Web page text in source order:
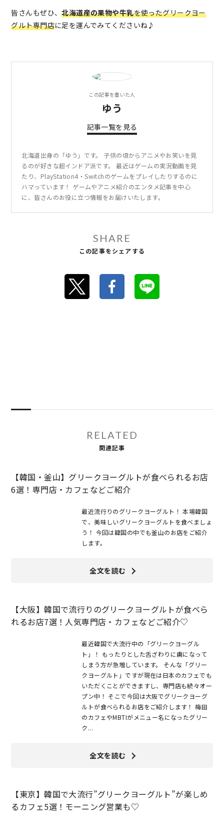
皆さんもぜひ、北海道産の果物や牛乳を使ったグリークヨー
グルト専門店に足を運んでみてくださいね♪
この記事を書いた人
ゆう
記事一覧を見る
北海道出身の「ゆう」です。 子供の頃からアニメやお笑いを見
るのが好きな超インドア派です。 最近はゲームの実況動画を見
たり、PlayStation4・Switchのゲームをプレイしたりするのに
ハマっています！ ゲームやアニメ紹介のエンタメ記事を中心
に、皆さんのお役に立つ情報をお届けいたします。
SHARE
この記事をシェアする
RELATED
関連記事
【韓国・釜山】グリークヨーグルトが食べられるお店
6選！専門店・カフェなどご紹介
最近流行りのグリークヨーグルト！ 本場韓国
で、美味しいグリークヨーグルトを食べましょ
う！ 今回は韓国の中でも釜山のお店をご紹介
します。
全文を読む
【大阪】韓国で流行りのグリークヨーグルトが食べら
れるお店7選！人気専門店・カフェなどご紹介♡
最近韓国で大流行中の「グリークヨーグル
ト」！ もったりとした舌ざわりに虜になって
しまう方が急増しています。 そんな「グリー
クヨーグルト」ですが現在は日本のカフェでも
いただくことができますし、専門店も続々オー
プン中！ そこで今回は大阪でグリークヨーグ
ルトが食べられるお店をご紹介します！ 梅田
のカフェやMBTIがメニュー名になったグリー
ク...
全文を読む
【東京】韓国で大流行”グリークヨーグルト”が楽しめ
るカフェ5選！モーニング営業も♡